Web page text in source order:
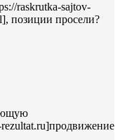
raskrutka-sajtov-
позиции просели?